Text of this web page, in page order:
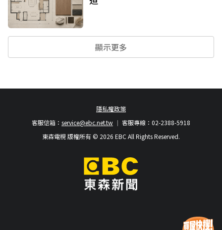
顯示更多
隱私權政策
客服專線：02-2388-5918
客服信箱： service@ebc.net.tw
東森電視 版權所有 © 2026 EBC All Rights Reserved.